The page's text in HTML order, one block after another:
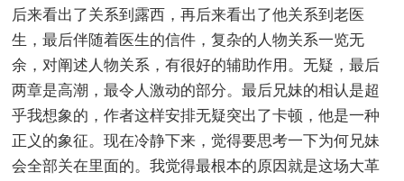
后来看出了关系到露西，再后来看出了他关系到老医
生，最后伴随着医生的信件，复杂的人物关系一览无
余，对阐述人物关系，有很好的辅助作用。无疑，最后
两章是高潮，最令人激动的部分。最后兄妹的相认是超
乎我想象的，作者这样安排无疑突出了卡顿，他是一种
正义的象征。现在冷静下来，觉得要思考一下为何兄妹
会全部关在里面的。我觉得最根本的原因就是这场大革